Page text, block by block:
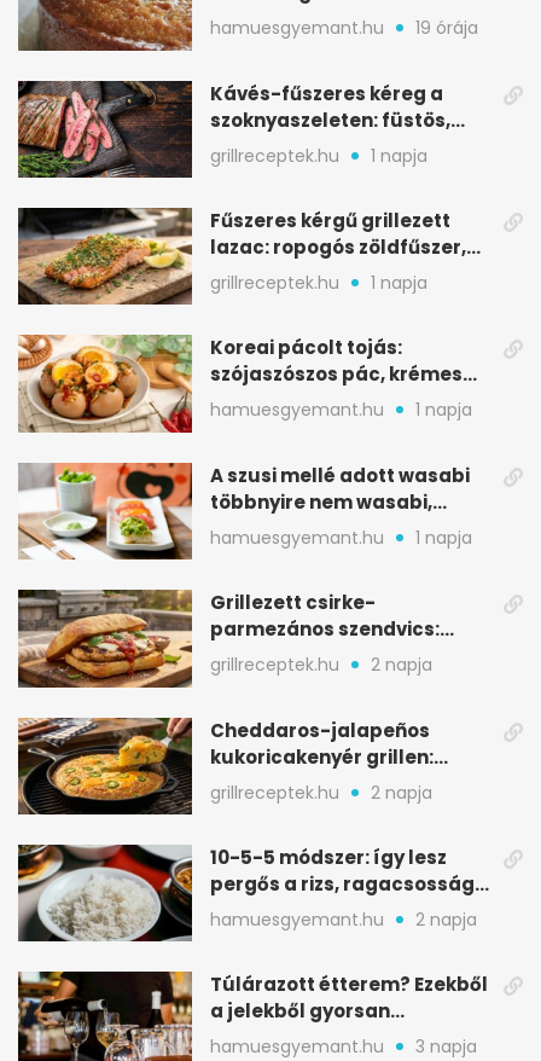
édességhez
hamuesgyemant.hu 19 órája
Kávés-fűszeres kéreg a
szoknyaszeleten: füstös,
csokoládés mélység
grillreceptek.hu 1 napja
Fűszeres kérgű grillezett
lazac: ropogós zöldfűszer,
szaftos belső
grillreceptek.hu 1 napja
Koreai pácolt tojás:
szójaszószos pác, krémes
sárgája, pár óra alatt
hamuesgyemant.hu 1 napja
A szusi mellé adott wasabi
többnyire nem wasabi,
hanem fűszerkeverék
hamuesgyemant.hu 1 napja
Grillezett csirke-
parmezános szendvics:
ropogós csirke, olvadó sajt
grillreceptek.hu 2 napja
Cheddaros-jalapeños
kukoricakenyér grillen:
ropogós alj, puha belső
grillreceptek.hu 2 napja
10-5-5 módszer: így lesz
pergős a rizs, ragacsosság
nélkül
hamuesgyemant.hu 2 napja
Túlárazott étterem? Ezekből
a jelekből gyorsan
észreveheted
hamuesgyemant.hu 3 napja